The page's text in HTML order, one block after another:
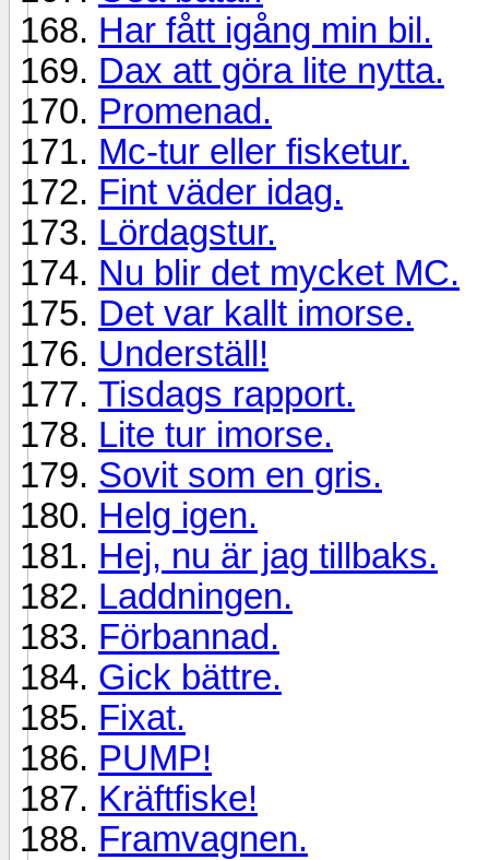
Har fått igång min bil.
Dax att göra lite nytta.
Promenad.
Mc-tur eller fisketur.
Fint väder idag.
Lördagstur.
Nu blir det mycket MC.
Det var kallt imorse.
Underställ!
Tisdags rapport.
Lite tur imorse.
Sovit som en gris.
Helg igen.
Hej, nu är jag tillbaks.
Laddningen.
Förbannad.
Gick bättre.
Fixat.
PUMP!
Kräftfiske!
Framvagnen.